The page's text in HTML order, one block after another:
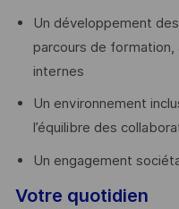
Un développement
parcours de
internes
Un environnement
l’équilibre des
Un engagement
Votre quotidien